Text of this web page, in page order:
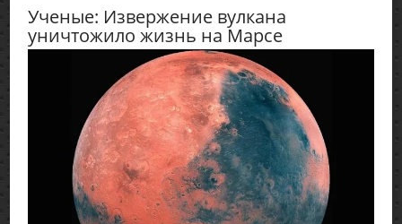
Ученые: Извержение вулкана
уничтожило жизнь на Марсе